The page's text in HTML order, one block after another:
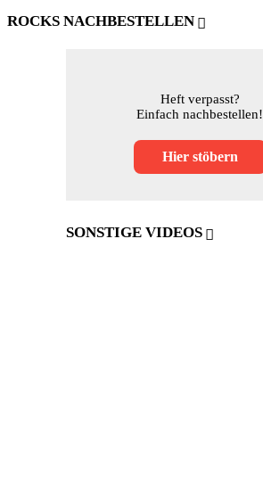
ROCKS NACHBESTELLEN
Heft verpasst?
Einfach nachbestellen!
Hier stöbern
SONSTIGE VIDEOS